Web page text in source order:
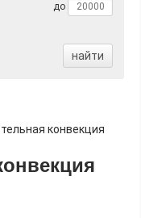
до
найти
конвекция